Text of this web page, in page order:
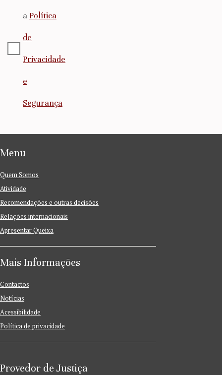
a Política
de
Privacidade
e
Segurança
Menu
Quem Somos
Atividade
Recomendações e outras decisões
Relações internacionais
Apresentar Queixa
Mais Informações
Contactos
Notícias
Acessibilidade
Política de privacidade
Provedor de Justiça